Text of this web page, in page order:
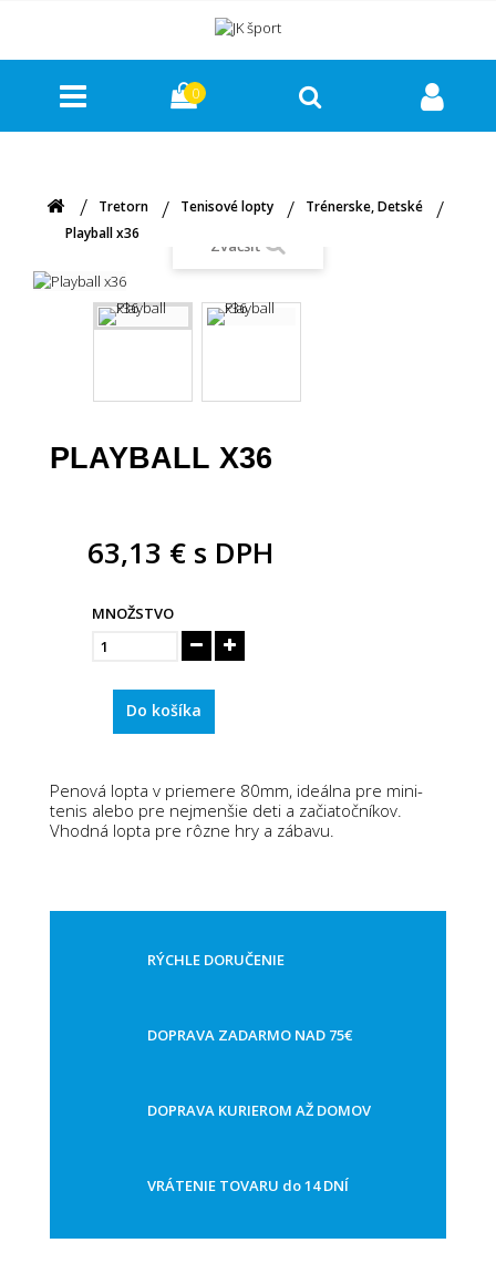
0
Tretorn Tenisové lopty
Trénerske, Detské
Playball x36
Zväčšiť
PLAYBALL X36
63,13 € s DPH
MNOŽSTVO
Do košíka
Penová lopta v priemere 80mm, ideálna pre mini-
tenis alebo pre nejmenšie deti a začiatočníkov.
Vhodná lopta pre rôzne hry a zábavu.
RÝCHLE DORUČENIE
DOPRAVA ZADARMO NAD 75€
DOPRAVA KURIEROM AŽ DOMOV
VRÁTENIE TOVARU do 14 DNÍ